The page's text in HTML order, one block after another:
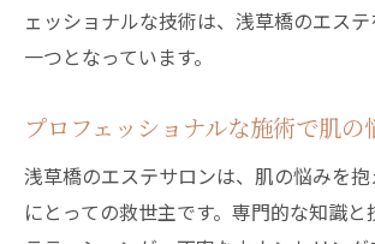
ェッショナルな技術は、浅草橋のエス
一つとなっています。
プロフェッショナルな施術で肌の
浅草橋のエステサロンは、肌の悩みを
にとっての救世主です。専門的な知識